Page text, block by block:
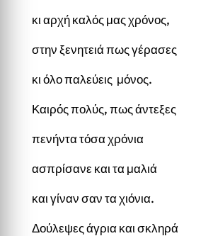
κι αρχή καλός μας χρόνος,
στην ξενητειά πως γέρασες
κι όλο παλεύεις μόνος.
Καιρός πολύς, πως άντεξες
πενήντα τόσα χρόνια
ασπρίσανε και τα μαλιά
και γίναν σαν τα χιόνια.
Δούλεψες άγρια και σκληρά